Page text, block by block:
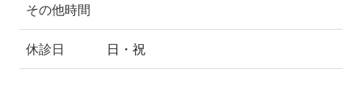
その他時間
休診日 日・祝